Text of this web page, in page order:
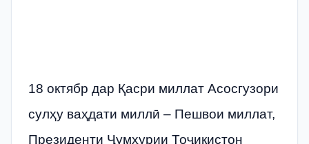
18 октябр дар Қасри миллат Асосгузори
сулҳу ваҳдати миллӣ – Пешвои миллат,
Президенти Ҷумҳурии Тоҷикистон